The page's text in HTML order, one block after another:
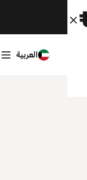
العربية